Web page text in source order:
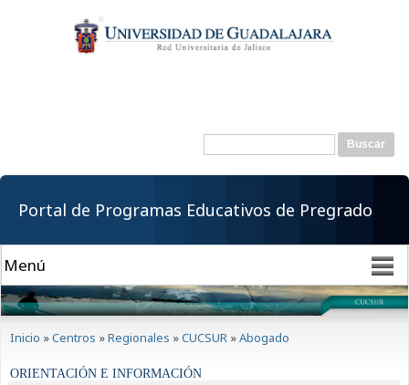
contenido
principal
Formulario de
Buscar
Portal de Programas Educativos de Pregrado
Inicio »Centros »Regionales »CUCSUR »Abogado
ORIENTACIÓN E INFORMACIÓN